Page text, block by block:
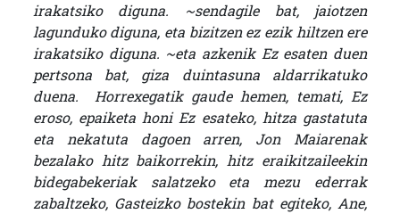
irakatsiko diguna. ~sendagile bat, jaiotzen
lagunduko diguna, eta bizitzen ez ezik hiltzen ere
irakatsiko diguna. ~eta azkenik Ez esaten duen
pertsona bat, giza duintasuna aldarrikatuko
duena. Horrexegatik gaude hemen, temati, Ez
eroso, epaiketa honi Ez esateko, hitza gastatuta
eta nekatuta dagoen arren, Jon Maiarenak
bezalako hitz baikorrekin, hitz eraikitzaileekin
bidegabekeriak salatzeko eta mezu ederrak
zabaltzeko, Gasteizko bostekin bat egiteko, Ane,